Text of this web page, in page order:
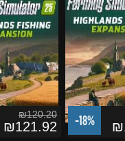
₪120.20
₪121.92
25:
-...
-18%
Farming
Highlands
Expansion -
הוסף לסל